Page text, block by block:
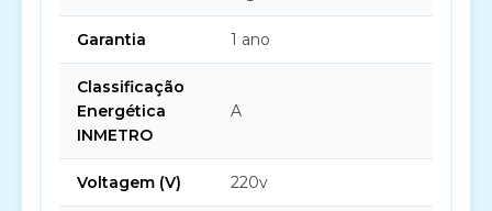
Garantia 1 ano
Classificação
Energética
INMETRO
A
Voltagem (V) 220v